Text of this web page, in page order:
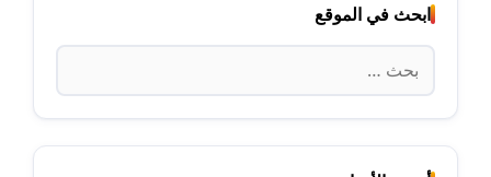
ابحث في الموقع
البحث
عن: